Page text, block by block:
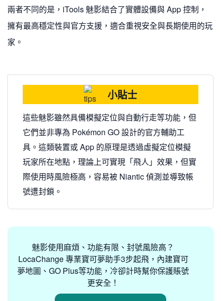
兩者不同的是，iTools 魅影結合了實體設備與 App 控制，
擁有最高穩定性與官方支援，適合重視安全與長期使用的玩
家。
小貼士
這些魅影雖然具備模擬定位與自動行走等功能，但
它們並非專為 Pokémon GO 設計的官方輔助工
具。這類裝置或 App 的原理是透過虛擬定位模擬
玩家所在地點，理論上可實現「飛人」效果，但實
際使用時風險極高，容易被 Niantic 偵測並導致帳
號遭封鎖。
魅影使用麻煩、功能有限、封號風險高？
LocaChange 專業寶可夢助手3步起飛，內建寶可
夢地圖、GO Plus等功能，冷卻計時幫你保護賬號
更安全！